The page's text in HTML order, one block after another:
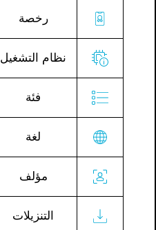
رخصة
نظام التشغيل
فئة
لغة
مؤلف
التنزيلات